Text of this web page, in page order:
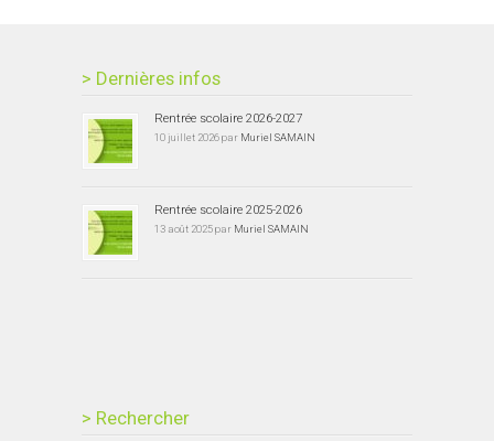
> Dernières infos
Rentrée scolaire 2026-2027
10 juillet 2026 par Muriel SAMAIN
Rentrée scolaire 2025-2026
13 août 2025 par Muriel SAMAIN
> Rechercher